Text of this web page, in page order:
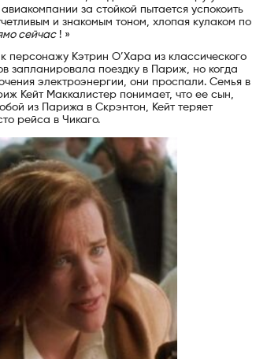
за стойкой пытается успокоить
и знакомым тоном, хлопая кулаком по
сейчас! »
персонажу Кэтрин О’Хара из классического
запланировала поездку в Париж, но когда
электроэнергии, они проспали. Семья в
Кейт Маккалистер понимает, что ее сын,
из Парижа в Скрэнтон, Кейт теряет
рейса в Чикаго.